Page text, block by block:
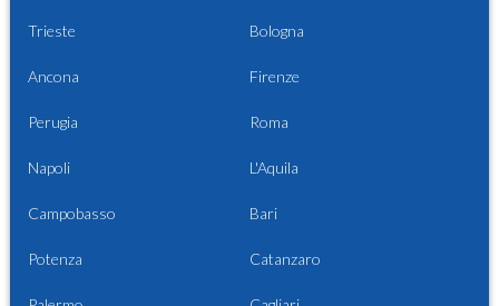
Trieste Bologna
Ancona Firenze
Perugia Roma
Napoli L'Aquila
Campobasso Bari
Potenza Catanzaro